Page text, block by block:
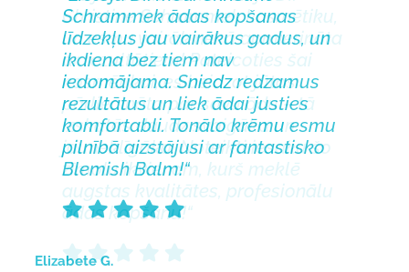
Christine Schrammek kosmētiku,
un esmu vairāk nekā apmierināta
ar rezultātiem! Pateicoties šai
kosmētikai, es beidzot jūtos
pārliecināta par savu ādu – tā
izskatās daudz svaigāka un
jauneklīgāka. Noteikti iesaku šo
zīmolu ikvienam, kurš meklē
augstas kvalitātes, profesionālu
ādas kopšanu!“
pilnīgi visiem, it īpaši sievietēm
virs 40 kurām parādās pirmās
grumbiņu pazīmes!“
Marta P.
Schrammek ādas kopšanas
līdzekļus jau vairākus gadus, un
ikdiena bez tiem nav
iedomājama. Sniedz redzamus
rezultātus un liek ādai justies
komfortabli. Tonālo krēmu esmu
pilnībā aizstājusi ar fantastisko
Blemish Balm!“
Elizabete G.